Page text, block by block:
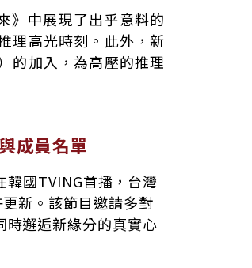
》中展現了出乎意料的
理高光時刻。此外，新
的加入，為高壓的推理
成員名單
國TVING首播，台灣
新。該節目邀請多對
時邂逅新緣分的真實心